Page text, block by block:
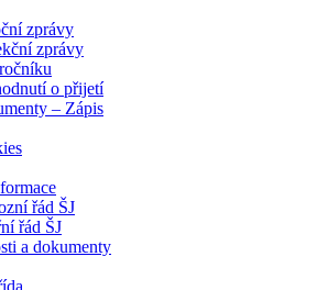
zprávy
zprávy
o přijetí
– Zápis
řád ŠJ
řád ŠJ
a dokumenty